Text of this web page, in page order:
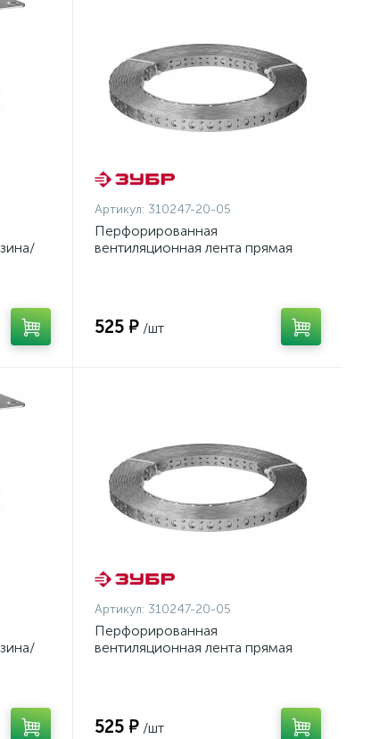
Артикул: 310247-20-05
Перфорированная
вентиляционная лента прямая
525 ₽ /шт
Артикул: 310247-20-05
Перфорированная
вентиляционная лента прямая
525 ₽ /шт